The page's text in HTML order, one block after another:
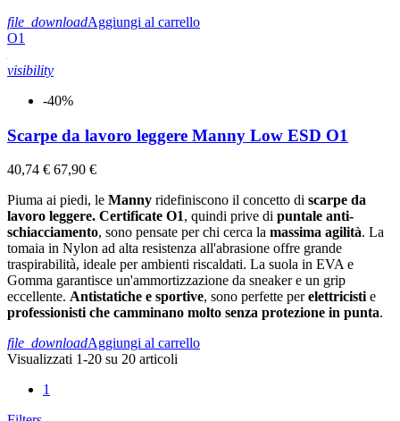
file_downloadAggiungi al carrello
O1
visibility
-40%
Scarpe da lavoro leggere Manny Low ESD O1
40,74 € 67,90 €
Piuma ai piedi, le Manny ridefiniscono il concetto di scarpe da
lavoro leggere. Certificate O1, quindi prive di puntale anti-
schiacciamento, sono pensate per chi cerca la massima agilità. La
tomaia in Nylon ad alta resistenza all'abrasione offre grande
traspirabilità, ideale per ambienti riscaldati. La suola in EVA e
Gomma garantisce un'ammortizzazione da sneaker e un grip
eccellente. Antistatiche e sportive, sono perfette perelettricisti e
professionisti che camminano molto senza protezione in punta.
file_downloadAggiungi al carrello
Visualizzati 1-20 su 20 articoli
1